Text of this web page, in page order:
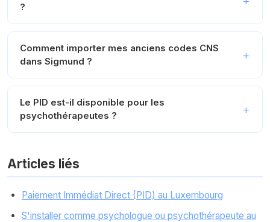
?
Comment importer mes anciens codes CNS
dans Sigmund ?
Le PID est-il disponible pour les
psychothérapeutes ?
Articles liés
Paiement Immédiat Direct (PID) au Luxembourg
S'installer comme psychologue ou psychothérapeute au